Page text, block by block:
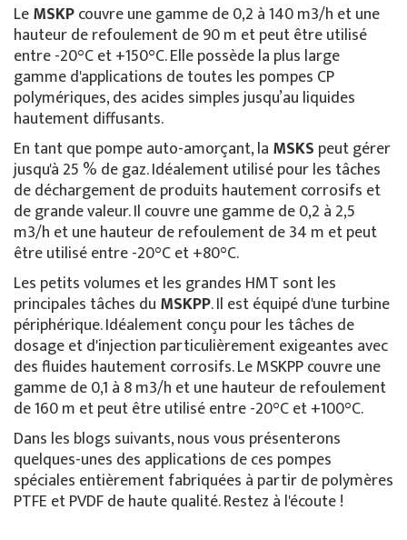
LeMSKPcouvre une gamme de 0,2 à 140 m3/h et une
hauteur de refoulement de 90 m et peut être utilisé
entre -20°C et +150°C. Elle possède la plus large
gamme d'applications de toutes les pompes CP
polymériques, des acides simples jusqu’au liquides
hautement diffusants.
En tant que pompe auto-amorçant, la MSKS peut gérer
jusqu'à 25 % de gaz. Idéalement utilisé pour les tâches
de déchargement de produits hautement corrosifs et
de grande valeur. Il couvre une gamme de 0,2 à 2,5
m3/h et une hauteur de refoulement de 34 m et peut
être utilisé entre -20°C et +80°C.
Les petits volumes et les grandes HMT sont les
principales tâches du MSKPP. Il est équipé d'une turbine
périphérique. Idéalement conçu pour les tâches de
dosage et d'injection particulièrement exigeantes avec
des fluides hautement corrosifs. Le MSKPP couvre une
gamme de 0,1 à 8 m3/h et une hauteur de refoulement
de 160 m et peut être utilisé entre -20°C et +100°C.
Dans les blogs suivants, nous vous présenterons
quelques-unes des applications de ces pompes
spéciales entièrement fabriquées à partir de polymères
PTFE et PVDF de haute qualité. Restez à l'écoute !